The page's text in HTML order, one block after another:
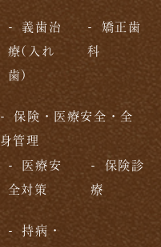
義歯治
療(入れ
歯)
矯正歯
科
保険・医療安全・全
身管理
医療安
全対策
保険診
療
持病・